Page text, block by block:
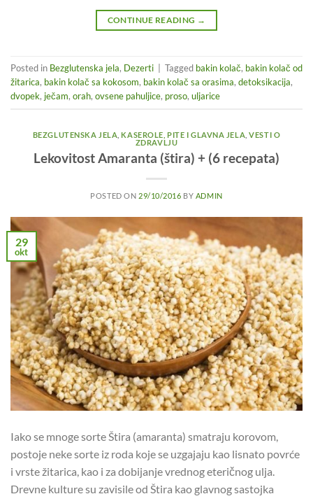
CONTINUE READING →
Posted in Bezglutenska jela, Dezerti Tagged bakin kolač, bakin kolač od
žitarica, bakin kolač sa kokosom, bakin kolač sa orasima, detoksikacija,
dvopek, ječam, orah, ovsene pahuljice, proso, uljarice
BEZGLUTENSKA JELA ,KASEROLE, PITE I GLAVNA JELA ,VESTI O
ZDRAVLJU
Lekovitost Amaranta (štira) + (6 recepata)
POSTED ON 29/10/2016 BY ADMIN
29
okt
Iako se mnoge sorte Štira (amaranta) smatraju korovom,
postoje neke sorte iz roda koje se uzgajaju kao lisnato povrće
i vrste žitarica, kao i za dobijanje vrednog eteričnog ulja.
Drevne kulture su zavisile od Štira kao glavnog sastojka